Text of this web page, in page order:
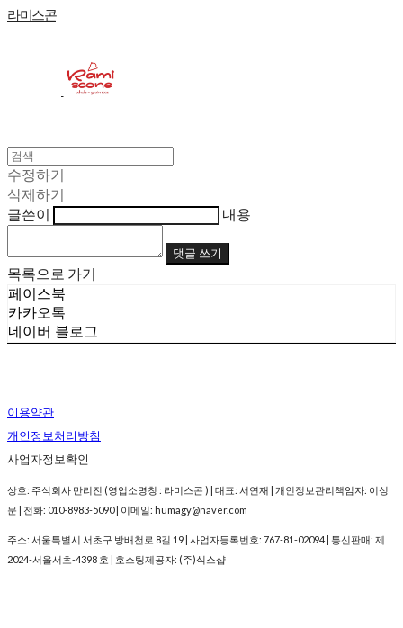
라미스콘
수정하기
삭제하기
글쓴이
내용
댓글 쓰기
목록으로 가기
페이스북
카카오톡
네이버 블로그
이용약관
개인정보처리방침
사업자정보확인
상호: 주식회사 만리진 (영업소명칭 : 라미스콘 ) | 대표: 서연재 | 개인정보관리책임자: 이성
문 | 전화: 010-8983-5090 | 이메일: humagy@naver.com
주소: 서울특별시 서초구 방배천로 8길 19 | 사업자등록번호: 767-81-02094 | 통신판매: 제
2024-서울서초-4398 호 | 호스팅제공자: (주)식스샵